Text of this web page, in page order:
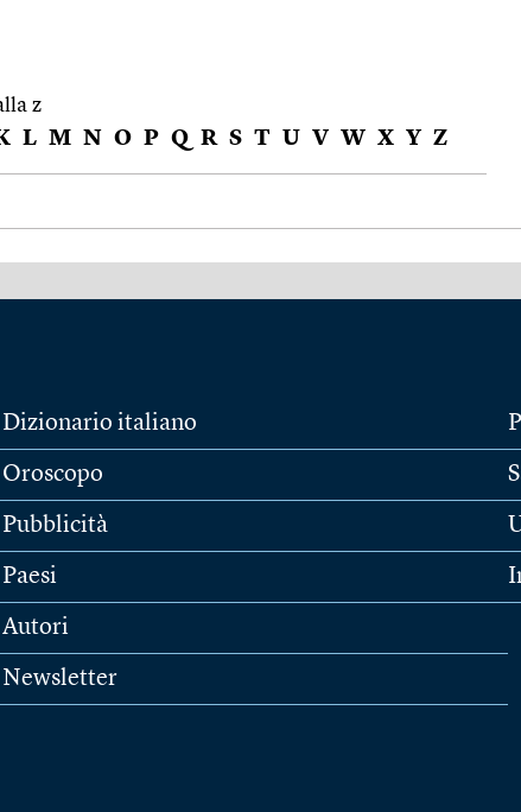
z
L M N O P Q R S T U V W X Y Z
Dizionario italiano
Oroscopo
Pubblicità
Paesi
Autori
Newsletter